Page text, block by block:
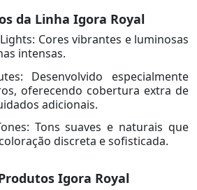
da Linha Igora Royal
Cores vibrantes e luminosas
intensas.
Desenvolvido especialmente
oferecendo cobertura extra de
adicionais.
Tons suaves e naturais que
discreta e sofisticada.
Igora Royal